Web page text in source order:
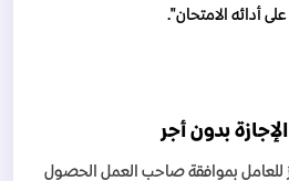
أدائه الامتحان".
بدون أجر
116، يجوز للعامل بموافقة صاحب العمل الحصول